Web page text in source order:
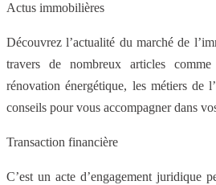
Actus immobilières
Découvrez l’actualité du marché de
travers de nombreux articles
rénovation énergétique, les métiers de
conseils pour vous accompagner dans
Transaction financière
C’est un acte d’engagement juridique